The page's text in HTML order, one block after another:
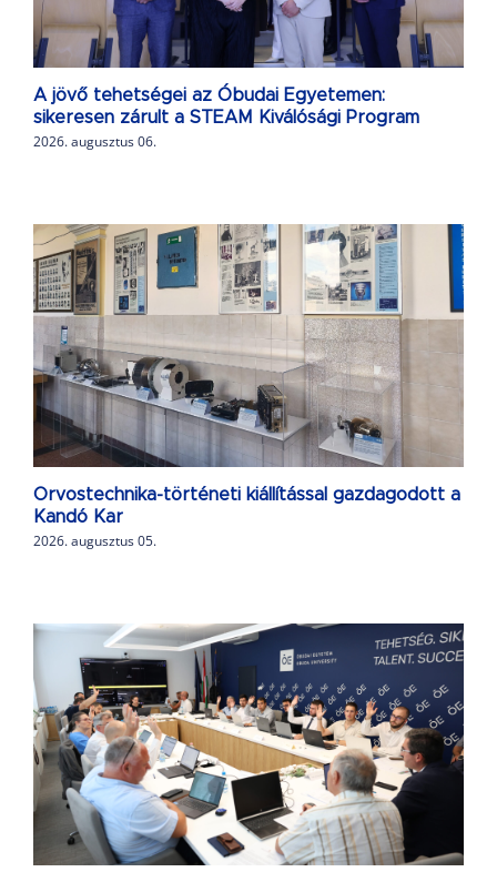
A jövő tehetségei az Óbudai Egyetemen:
sikeresen zárult a STEAM Kiválósági Program
2026. augusztus 06.
Orvostechnika-történeti kiállítással gazdagodott a
Kandó Kar
2026. augusztus 05.